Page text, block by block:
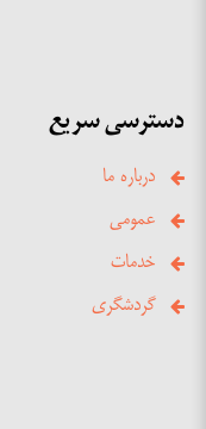
دسترسی سریع
درباره ما
عمومی
خدمات
گردشگری